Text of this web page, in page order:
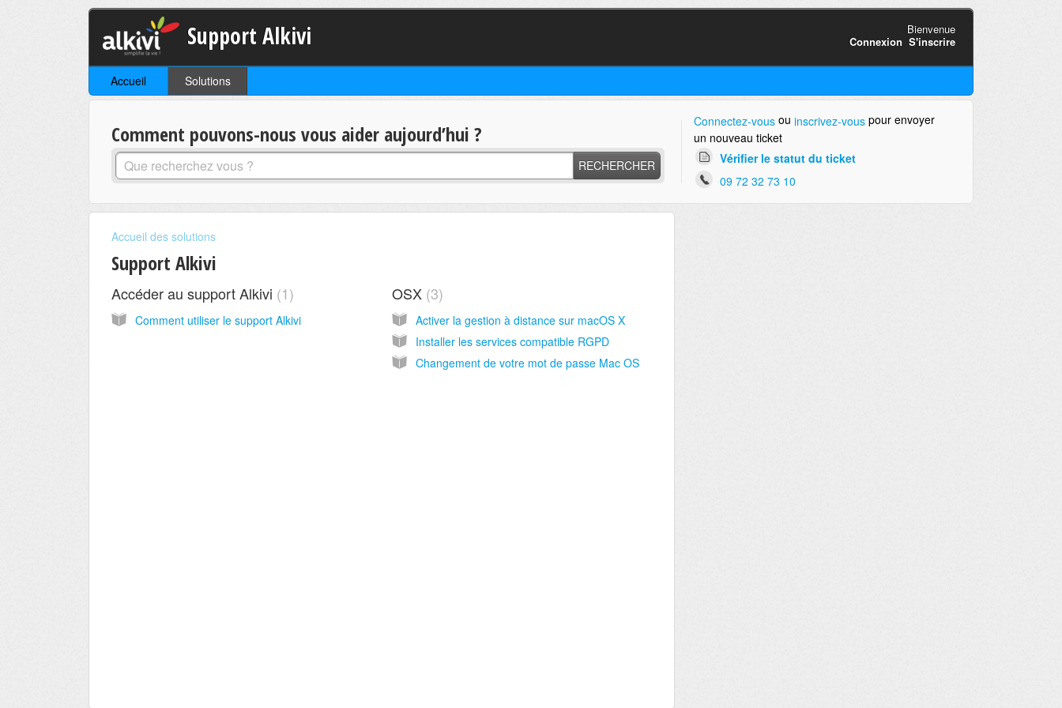
Support Alkivi
Bienvenue
Connexion S'inscrire
Accueil Solutions
Comment pouvons-nous vous aider aujourd’hui ?
RECHERCHER
Connectez-vousou inscrivez-vouspour envoyer
un nouveau ticket
Vérifier le statut du ticket
09 72 32 73 10
Accueil des solutions
Support Alkivi
Accéder au support Alkivi 1
Comment utiliser le support Alkivi
OSX 3
Activer la gestion à distance sur macOS X
Installer les services compatible RGPD
Changement de votre mot de passe Mac OS